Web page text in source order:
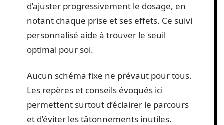
d’ajuster progressivement le dosage, en
notant chaque prise et ses effets. Ce suivi
personnalisé aide à trouver le seuil
optimal pour soi.
Aucun schéma fixe ne prévaut pour tous.
Les repères et conseils évoqués ici
permettent surtout d’éclairer le parcours
et d’éviter les tâtonnements inutiles.